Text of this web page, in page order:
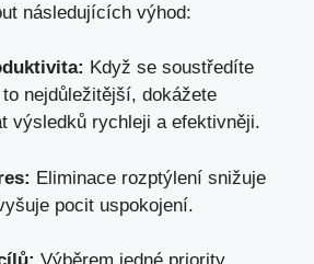
následujících výhod:
Když se soustředíte
to nejdůležitější, dokážete
výsledků rychleji a efektivněji.
Eliminace rozptýlení snižuje
pocit uspokojení.